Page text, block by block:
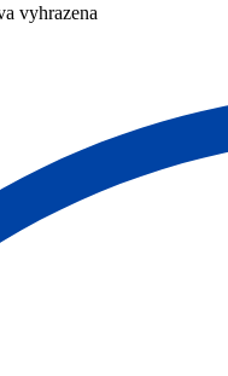
vyhrazena